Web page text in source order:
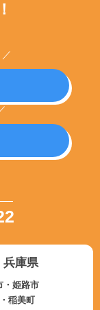
庫県
・姫路市
稲美町